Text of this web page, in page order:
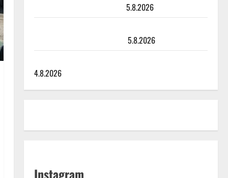
5.8.2026
5.8.2026
4.8.2026
Instagram